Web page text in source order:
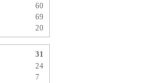
60
69
20
31
24
7